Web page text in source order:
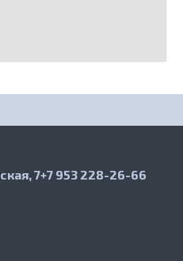
7+7 953 228-26-66